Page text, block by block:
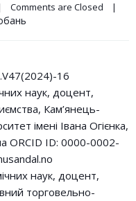
Comments are Closed
|
16
наук, доцент,
Кам’янець-
імені Івана Огієнка,
ORCID ID: 0000-0002-
наук, доцент,
торговельно-